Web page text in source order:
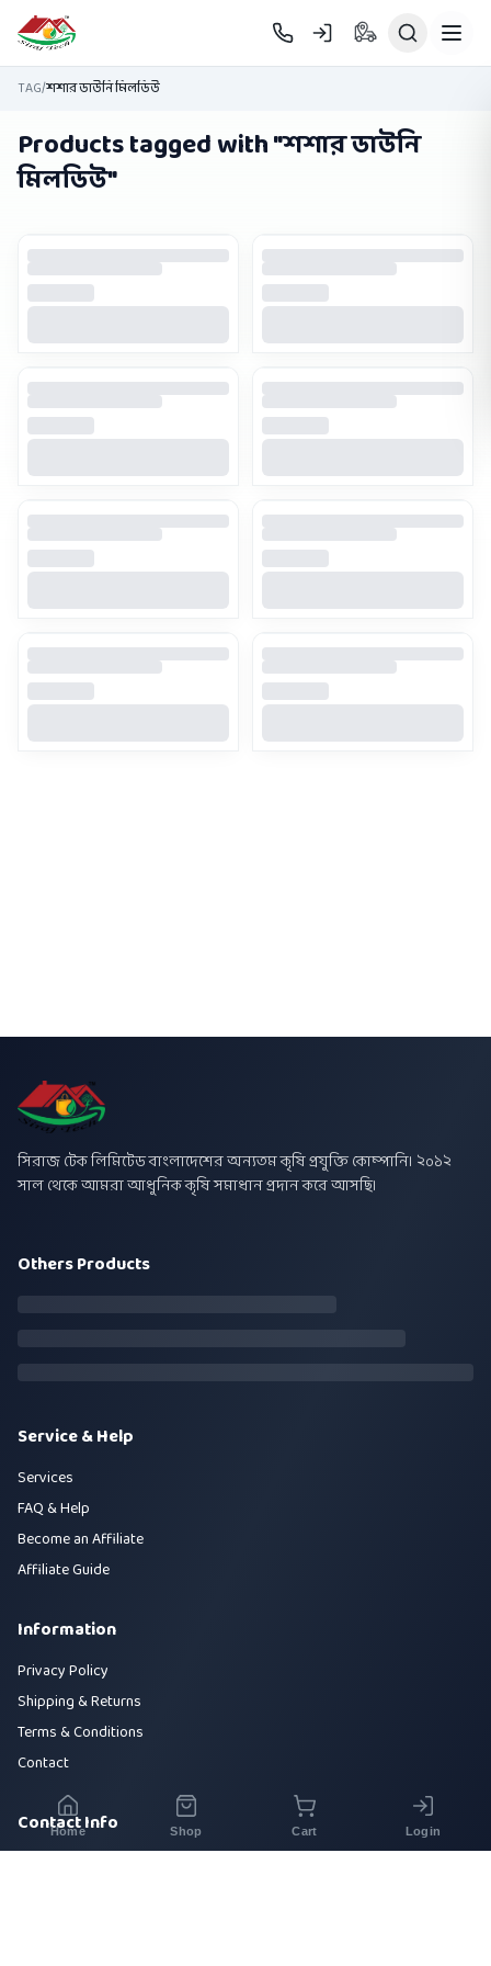
Skip to main content
TAG/শশার ডাউনি মিলডিউ
Products tagged with "শশার ডাউনি
মিলডিউ"
সিরাজ টেক লিমিটেড বাংলাদেশের অন্যতম কৃষি প্রযুক্তি কোম্পানি। ২০১২
সাল থেকে আমরা আধুনিক কৃষি সমাধান প্রদান করে আসছি।
Others Products
Service & Help
Services
FAQ & Help
Become an Affiliate
Affiliate Guide
Information
Privacy Policy
Shipping & Returns
Terms & Conditions
Contact
Contact Info
Home Shop Cart Login